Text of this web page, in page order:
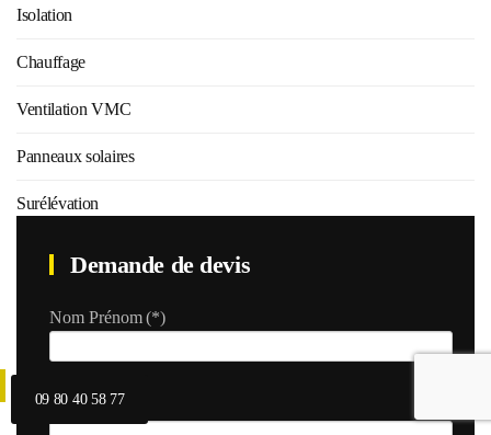
Isolation
Chauffage
Ventilation VMC
Panneaux solaires
Surélévation
Demande de devis
Nom Prénom(*)
Téléphone
09 80 40 58 77